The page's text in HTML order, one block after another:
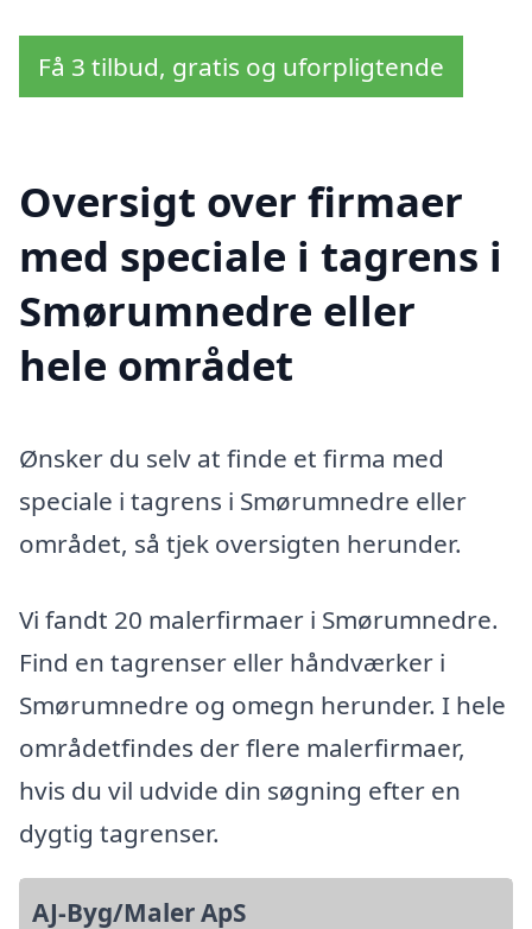
Få 3 tilbud, gratis og uforpligtende
Oversigt over firmaer
med speciale i tagrens i
Smørumnedre eller
hele området
Ønsker du selv at finde et firma med
speciale i tagrens i Smørumnedre eller
området, så tjek oversigten herunder.
Vi fandt 20 malerfirmaer i Smørumnedre.
Find en tagrenser eller håndværker i
Smørumnedre og omegn herunder. I hele
områdetfindes der flere malerfirmaer,
hvis du vil udvide din søgning efter en
dygtig tagrenser.
AJ-Byg/Maler ApS